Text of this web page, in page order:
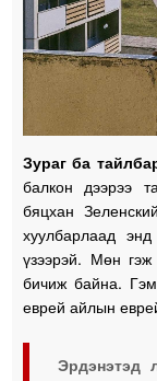
Зураг ба
балкон дээрээ
бяцхан
хуулбарлаад
үзээрэй. Мөн
бичиж байна.
еврей айлын
Эрдэнэтэд